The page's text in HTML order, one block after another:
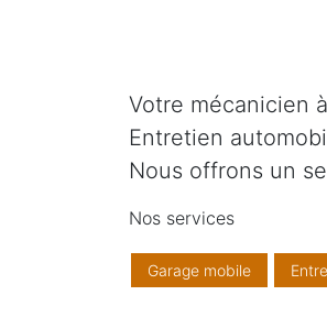
Votre mécanicien
Entretien
Nous offrons un
Nos services
Garage mobile